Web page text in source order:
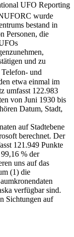
UFO Reporting
wurde
bestand in
Personen, die
und zu
und
etwa einmal im
umfasst 122.983
von Juni 1930 bis
Datum, Stadt,
auf Stadtebene
berechnet. Der
121.949 Punkte
% der
uns auf das
(1) die
verfügbar sind.
Sichtungen auf